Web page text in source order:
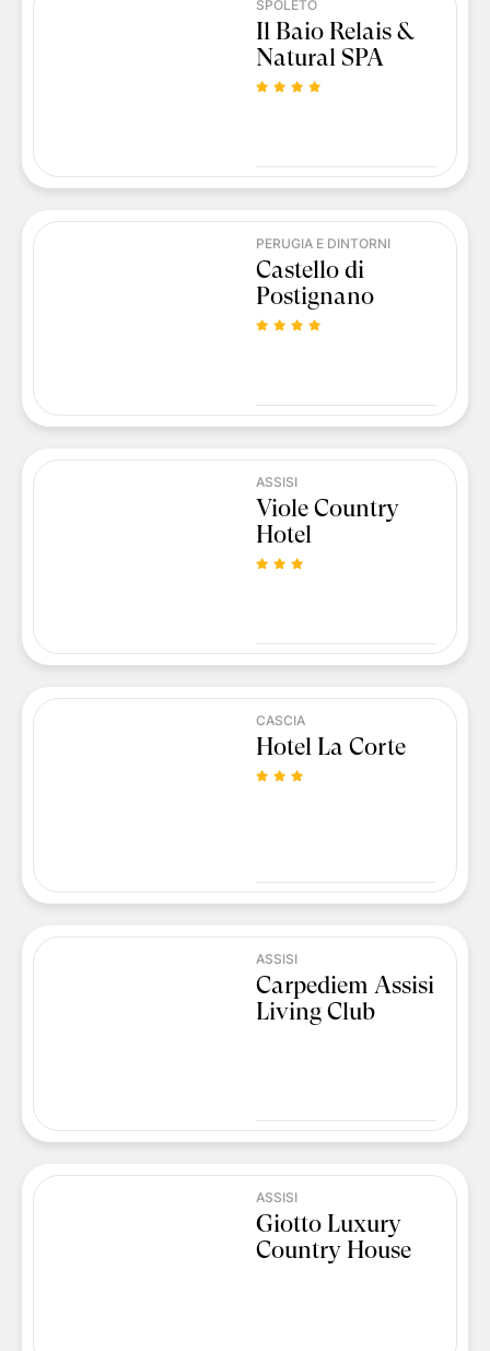
SPOLETO
Il Baio Relais &
Natural SPA
PERUGIA E DINTORNI
Castello di
Postignano
ASSISI
Viole Country
Hotel
CASCIA
Hotel La Corte
ASSISI
Carpediem Assisi
Living Club
ASSISI
Giotto Luxury
Country House